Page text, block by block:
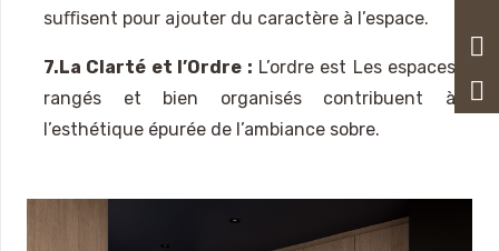
suﬃsent pour ajouter du caractère à l’espace.
7.La Clarté et l’Ordre : L’ordre est Les espaces
rangés et bien organisés contribuent à
l’esthétique épurée de l’ambiance sobre.